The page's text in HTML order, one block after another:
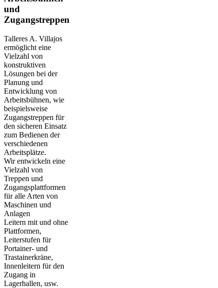
und
Zugangstreppen
Talleres A. Villajos
ermöglicht eine
Vielzahl von
konstruktiven
Lösungen bei der
Planung und
Entwicklung von
Arbeitsbühnen, wie
beispielsweise
Zugangstreppen für
den sicheren Einsatz
zum Bedienen der
verschiedenen
Arbeitsplätze.
Wir entwickeln eine
Vielzahl von
Treppen und
Zugangsplattformen
für alle Arten von
Maschinen und
Anlagen
Leitern mit und ohne
Plattformen,
Leiterstufen für
Portainer- und
Trastainerkräne,
Innenleitern für den
Zugang in
Lagerhallen, usw.